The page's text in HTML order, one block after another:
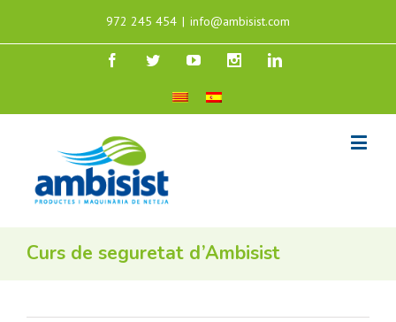
972 245 454 | info@ambisist.com
Curs de seguretat d’Ambisist